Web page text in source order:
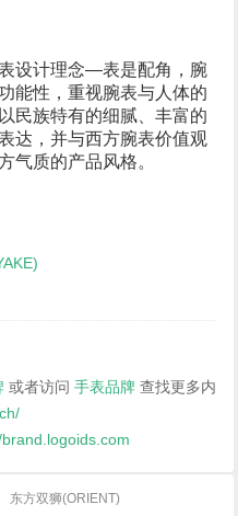
设计理念—表是配角，腕
能性，重视腕表与人体的
民族特有的细腻、丰富的
达，并与西方腕表价值观
气质的产品风格。
或者访问 手表品牌 查找更多内
东方双狮(ORIENT)